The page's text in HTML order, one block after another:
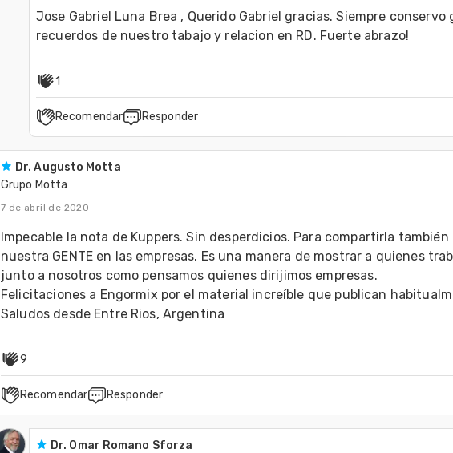
Jose Gabriel Luna Brea , Querido Gabriel gracias. Siempre conservo
recuerdos de nuestro tabajo y relacion en RD. Fuerte abrazo!
1
Recomendar Responder
Dr. Augusto Motta
Grupo Motta
7 de abril de 2020
Impecable la nota de Kuppers. Sin desperdicios. Para compartirla también
nuestra GENTE en las empresas. Es una manera de mostrar a quienes
junto a nosotros como pensamos quienes dirijimos empresas.
Felicitaciones a Engormix por el material increíble que publican
Saludos desde Entre Rios, Argentina
9
Recomendar Responder
Dr. Omar Romano Sforza